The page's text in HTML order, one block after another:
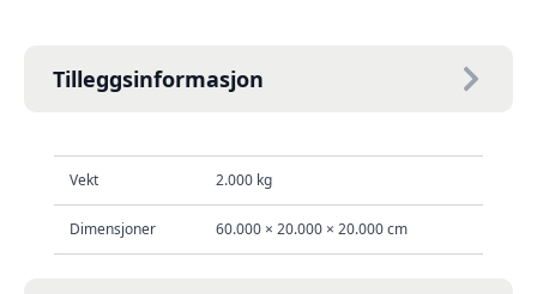
Tilleggsinformasjon
Vekt 2.000 kg
Dimensjoner 60.000 × 20.000 × 20.000 cm